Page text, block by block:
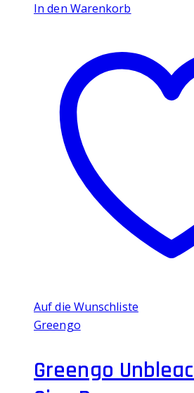
In den Warenkorb
Auf die Wunschliste
Greengo
Greengo